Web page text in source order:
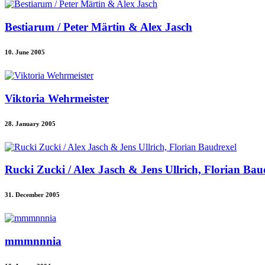
Bestiarum / Peter Märtin & Alex Jasch
10. June 2005
Viktoria Wehrmeister
28. January 2005
Rucki Zucki / Alex Jasch & Jens Ullrich, Florian
31. December 2005
mmmnnnia